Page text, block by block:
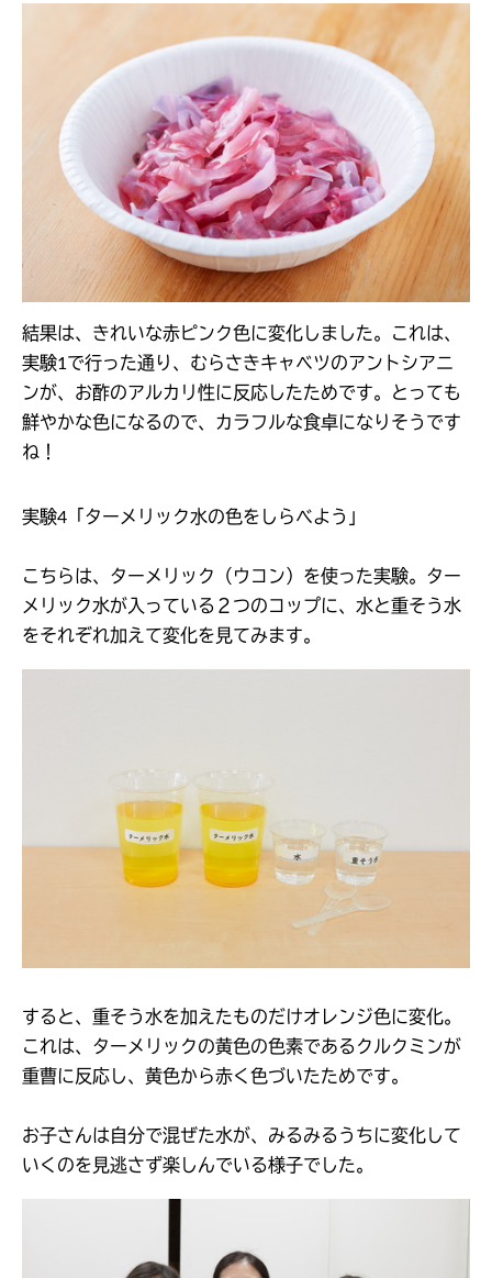
結果は、きれいな赤ピンク色に変化しました。これは、
実験1で行った通り、むらさきキャベツのアントシアニ
ンが、お酢のアルカリ性に反応したためです。とっても
鮮やかな色になるので、カラフルな食卓になりそうです
ね！
実験4「ターメリック水の色をしらべよう」
こちらは、ターメリック（ウコン）を使った実験。ター
メリック水が入っている２つのコップに、水と重そう水
をそれぞれ加えて変化を見てみます。
すると、重そう水を加えたものだけオレンジ色に変化。
これは、ターメリックの黄色の色素であるクルクミンが
重曹に反応し、黄色から赤く色づいたためです。
お子さんは自分で混ぜた水が、みるみるうちに変化して
いくのを見逃さず楽しんでいる様子でした。